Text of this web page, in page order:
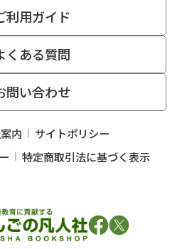
利用ガイド
くある質問
問い合わせ
内
サイトポリシー
特定商取引法に基づく表示